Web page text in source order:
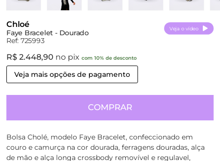
Chloé
Faye Bracelet - Dourado
Ref: 725993
Veja o vídeo
R$ 2.448,90 no pix com 10% de desconto
Veja mais opções de pagamento
COMPRAR
Bolsa Cholé, modelo Faye Bracelet, confeccionado em
couro e camurça na cor dourada, ferragens douradas, alça
de mão e alça longa crossbody removível e regulavel,